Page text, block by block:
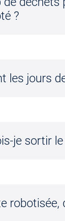
?
les jours
je sortir
robotisée,